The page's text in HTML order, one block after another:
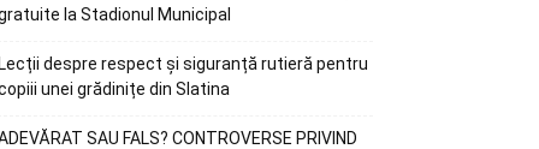
la Stadionul Municipal
Lecții despre respect și siguranță rutieră pentru
unei grădinițe din Slatina
SAU FALS? CONTROVERSE PRIVIND